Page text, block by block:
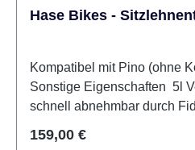
Hase Bikes -
Kompatibel mit Pino (ohne
Sonstige Eigenschaften 5l
schnell abnehmbar durch
Regulärer Preis:
159,00 €